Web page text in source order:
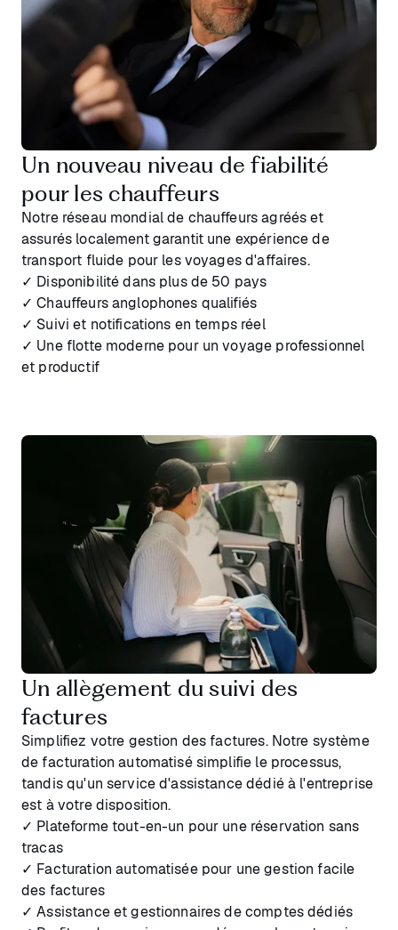
Un nouveau niveau de fiabilité
pour les chauffeurs
Notre réseau mondial de chauffeurs agréés et
assurés localement garantit une expérience de
transport fluide pour les voyages d'affaires.
✓ Disponibilité dans plus de 50 pays
✓ Chauffeurs anglophones qualifiés
✓ Suivi et notifications en temps réel
✓ Une flotte moderne pour un voyage professionnel
et productif
Un allègement du suivi des
factures
Simplifiez votre gestion des factures. Notre système
de facturation automatisé simplifie le processus,
tandis qu'un service d'assistance dédié à l'entreprise
est à votre disposition.
✓ Plateforme tout-en-un pour une réservation sans
tracas
✓ Facturation automatisée pour une gestion facile
des factures
✓ Assistance et gestionnaires de comptes dédiés